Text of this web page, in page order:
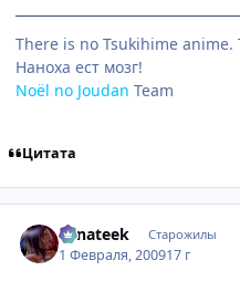
There is no Tsukihime
Наноха ест мозг!
Noёl no Joudan Team
Цитата
Fanateek Старожилы
1 Февраля, 200917 г